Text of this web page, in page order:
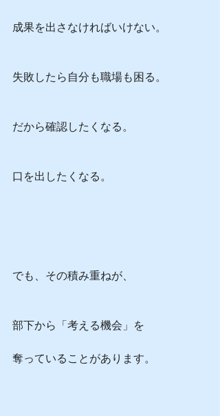
成果を出さなければいけない。
失敗したら自分も職場も困る。
だから確認したくなる。
口を出したくなる。
でも、その積み重ねが、
部下から「考える機会」を
奪っていることがあります。